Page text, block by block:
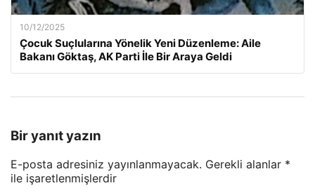
10/12/2025
Çocuk Suçlularına Yönelik Yeni Düzenleme: Aile
Bakanı Göktaş, AK Parti İle Bir Araya Geldi
Bir yanıt yazın
E-posta adresiniz yayınlanmayacak. Gerekli alanlar *
ile işaretlenmişlerdir